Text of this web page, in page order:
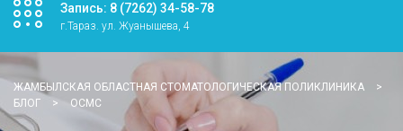
Запись: 8 (7262) 34-58-78
г.Тараз. ул. Жуанышева, 4
ЖАМБЫЛСКАЯ ОБЛАСТНАЯ СТОМАТОЛОГИЧЕСКАЯ ПОЛИКЛИНИКА
>
БЛОГ
> ОСМС